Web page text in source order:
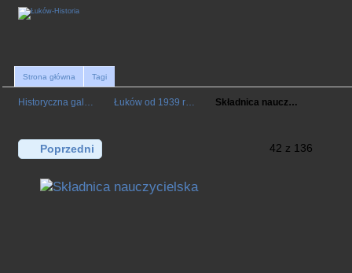
Strona główna Tagi
Historyczna gal… Łuków od 1939 r… Składnica naucz…
Poprzedni 42 z 136